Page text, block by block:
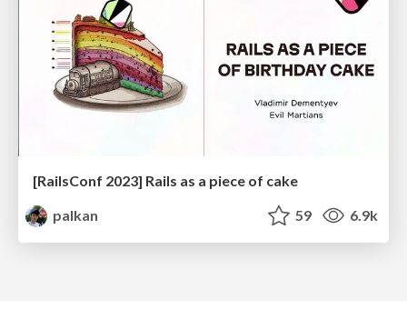
[RailsConf 2023] Rails as a piece of cake
palkan
59 6.9k